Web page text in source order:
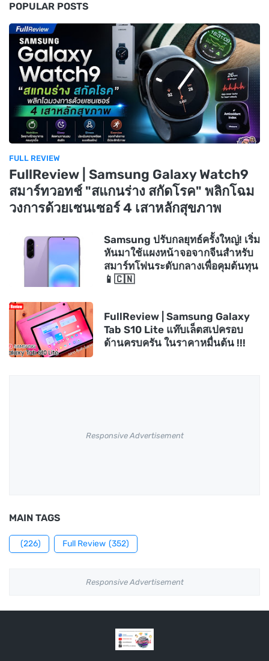
POPULAR POSTS
FULL REVIEW
FullReview | Samsung Galaxy Watch9
สมาร์ทวอทช์ "สแกนร่าง สกัดโรค" พลิกโฉม
วงการด้วยเซนเซอร์ 4 เสาหลักสุขภาพ
Samsung ปรับกลยุทธ์ครั้งใหญ่! เริ่ม
หันมาใช้แผงหน้าจอจากจีนสำหรับ
สมาร์ทโฟนระดับกลางเพื่อคุมต้นทุน
📱🇨🇳
FullReview | Samsung Galaxy
Tab S10 Lite แท๊บเล็ตสเปครอบ
ด้านครบครัน ในราคาหมื่นต้น !!!
Responsive Advertisement
MAIN TAGS
(226) Full Review (352)
Responsive Advertisement